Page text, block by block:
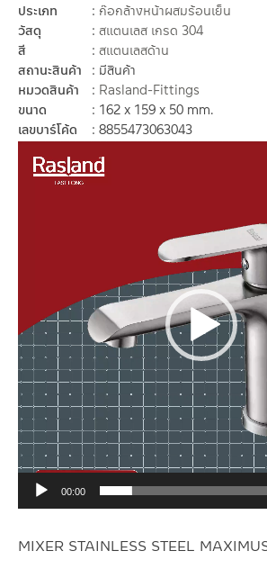
MIXER STAINLESS STEEL
ประเภท
ก๊อกล้างหน้าผสมร้อนเย็น
วัสดุ
สแตนเลส เกรด 304
สี
สแตนเลสด้าน
สถานะสินค้า
มีสินค้า
หมวดสินค้า
Rasland-Fittings
ขนาด
162 x 159 x 50 mm.
เลขบาร์โค้ด
8855473063043
เล่น
00:00